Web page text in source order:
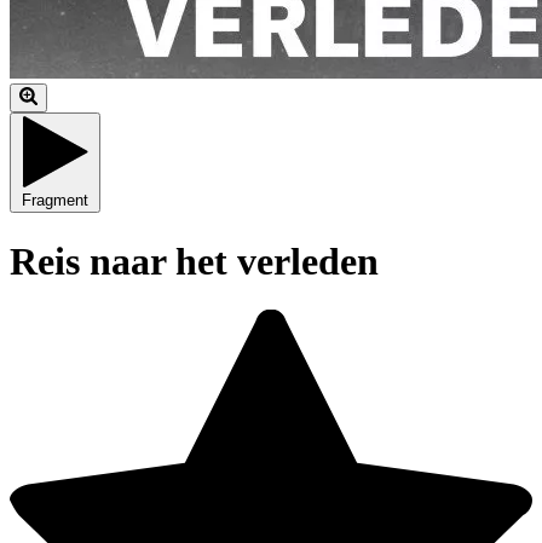
Fragment
Reis naar het verleden